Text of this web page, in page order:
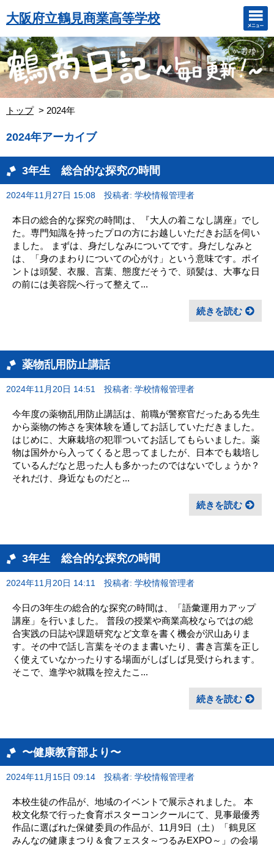
大阪府立鶴見商業高等学校
トップ 2024年
2024年アーカイブ
3年生 総合的な探究の時間
2024年11月27日 15:08 投稿者: 学校情報管理者
本日の総合的な探究の時間は、『大人の着こなし講座』でし
た。専門知識を持ったプロの方にお越しいただきお話を伺い
ました。 まずは、身だしなみについてです。身だしなみと
は、「身のまわりについての心がけ」という意味です。ポイ
ントは頭髪、衣服、言葉、態度だそうで、頭髪は、大事な日
の前には美容院へ行って整えて...
続きを読む
薬物乱用防止講話
2024年11月20日 14:51 投稿者: 学校情報管理者
今年度の薬物乱用防止講話は、前職が警察官だったある先生
から薬物の怖さを実体験を通してお話していただきました。
はじめに、大麻栽培の犯罪ついてお話してもらいました。薬
物は国外から入ってくると思ってましたが、日本でも栽培し
ているんだなと思った人も多かったのではないでしょうか？
それだけ、身近なものだと...
続きを読む
3年生 総合的な探究の時間
2024年11月20日 14:11 投稿者: 学校情報管理者
今日の3年生の総合的な探究の時間は、「語彙運用カアップ
講座」を行いました。 普段の授業や商業高校ならではの総
合実践の日誌や課題研究など文章を書く機会が沢山ありま
す。その中で話し言葉をそのまま書いたり、書き言葉を正し
く使えていなかったりする場面がしばしば見受けられます。
そこで、進学や就職を控えたこ...
続きを読む
〜健康教育部より〜
2024年11月15日 09:14 投稿者: 学校情報管理者
本校生徒の作品が、地域のイベントで展示されました。 本
校文化祭で行った食育ポスターコンクールにて、見事最優秀
作品に選ばれた保健委員の作品が、11月9日（土）「鶴見区
みんなの健康まつり＆食フェスタ～つるみEXPO～」の会場